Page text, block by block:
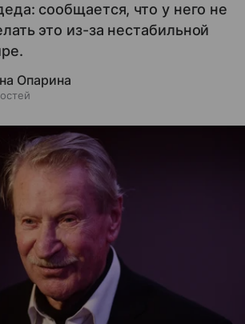
сообщается, что у него не
это из-за нестабильной
Опарина